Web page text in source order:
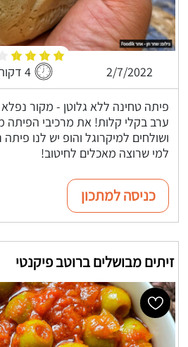
2/7/2022 4 דקות
פיתה טחינה ללא גלוטן - מקור
ערב בקלי קלות! את מרכיבי הפיתה
ושולחים למיקרוגל והופ יש לנו
למי שרוצה מאכלים לחיטוב!
כניסה למתכון
זיתים מבושלים ברוטב פיקנטי